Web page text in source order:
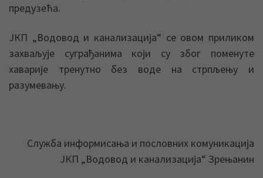
предузећа.
ЈКП „Водовод и канализација“ се овом приликом
захваљује суграђанима који су због поменуте
хаварије тренутно без воде на стрпљењу и
разумевању.
Служба информисања и пословних комуникација
ЈКП „Водовод и канализација“ Зрењанин